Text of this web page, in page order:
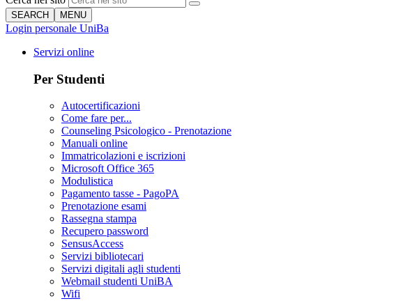
SEARCH MENU
Login personale UniBa
Servizi online
Per Studenti
Autocertificazioni
Come fare per...
Counseling Psicologico - Prenotazione
Manuali online
Immatricolazioni e iscrizioni
Microsoft Office 365
Modulistica
Pagamento tasse - PagoPA
Prenotazione esami
Rassegna stampa
Recupero password
SensusAccess
Servizi bibliotecari
Servizi digitali agli studenti
Webmail studenti UniBA
Wifi